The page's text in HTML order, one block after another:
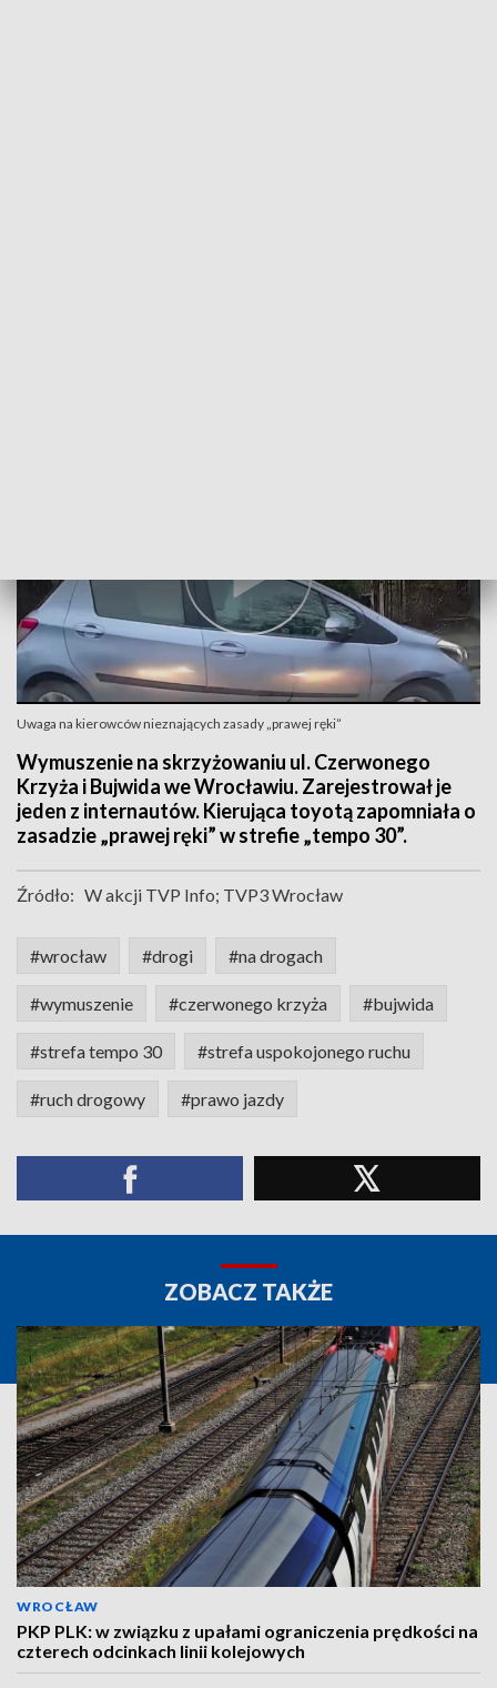
Uwaga na kierowców nieznających zasady „prawej ręki”
Wymuszenie na skrzyżowaniu ul. Czerwonego
Krzyża i Bujwida we Wrocławiu. Zarejestrował je
jeden z internautów. Kierująca toyotą zapomniała o
zasadzie „prawej ręki” w strefie „tempo 30”.
Źródło: W akcji TVP Info; TVP3 Wrocław
#wrocław #drogi #na drogach
#wymuszenie #czerwonego krzyża #bujwida
#strefa tempo 30 #strefa uspokojonego ruchu
#ruch drogowy #prawo jazdy
ZOBACZ TAKŻE
WROCŁAW
PKP PLK: w związku z upałami ograniczenia prędkości na
czterech odcinkach linii kolejowych